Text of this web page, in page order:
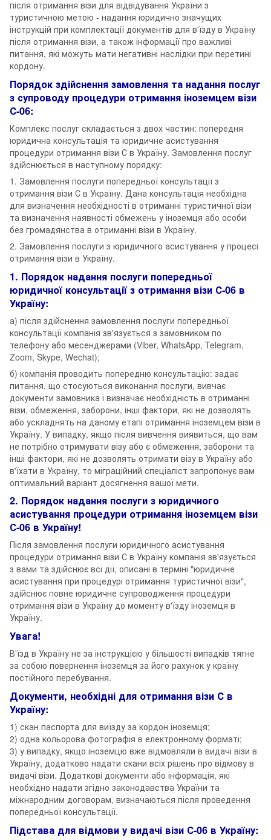
після отримання візи для відвідування України з
туристичною метою - надання юридично значущих
інструкцій при комплектації документів для в'їзду в Україну
після отримання візи, а також інформації про важливі
питання, які можуть мати негативні наслідки при перетині
кордону.
Порядок здійснення замовлення та надання послуг
з супроводу процедури отримання іноземцем візи
С-06:
Комплекс послуг складається з двох частин: попередня
юридична консультація та юридичне асистування
процедури отримання візи С в Україну. Замовлення послуг
здійснюється в наступному порядку:
1. Замовлення послуги попередньої консультації з
отримання візи С в Україну. Дана консультація необхідна
для визначення необхідності в отриманні туристичної візи
та визначення наявності обмежень у іноземця або особи
без громадянства в отриманні візи в Україну.
2. Замовлення послуги з юридичного асистування у процесі
отримання візи в Україну.
1. Порядок надання послуги попередньої
юридичної консультації з отримання візи С-06 в
Україну:
а) після здійснення замовлення послуги попередньої
консультації компанія зв'язується з замовником по
телефону або месенджерами (Viber, WhatsApp, Telegram,
Zoom, Skype, Wechat);
б) компанія проводить попередню консультацію: задає
питання, що стосуються виконання послуги, вивчає
документи замовника і визначає необхідність в отриманні
візи, обмеження, заборони, інші фактори, які не дозволять
або ускладнять на даному етапі отримання іноземцем візи в
Україну. У випадку, якщо після вивчення виявиться, що вам
не потрібно отримувати візу або є обмеження, заборони та
інші фактори, які не дозволять отримати візу в Україну або
в'їхати в Україну, то міграційний спеціаліст запропонує вам
оптимальний варіант досягнення вашої мети.
2. Порядок надання послуги з юридичного
асистування процедури отримання іноземцем візи
С-06 в Україну!
Після замовлення послуги юридичного асистування
процедури отримання візи С в Україну компанія зв'язується
з вами та здійснює всі дії, описані в терміні "юридичне
асистування при процедурі отримання туристичної візи",
здійснює повне юридичне супроводження процедури
отримання візи в Україну до моменту в'їзду іноземця в
Україну.
Увага!
В'їзд в Україну не за інструкцією у більшості випадків тягне
за собою повернення іноземця за його рахунок у країну
постійного перебування.
Документи, необхідні для отримання візи С в
Україну:
1) скан паспорта для виїзду за кордон іноземця;
2) одна кольорова фотографія в електронному форматі;
3) у випадку, якщо іноземцю вже відмовляли в видачі візи в
Україну, додатково надати скани всіх рішень про відмову в
видачі візи. Додаткові документи або інформація, які
необхідно надати згідно законодавства України та
міжнародним договорам, визначаються після проведення
попередньої консультації.
Підстава для відмови у видачі візи С-06 в Україну: